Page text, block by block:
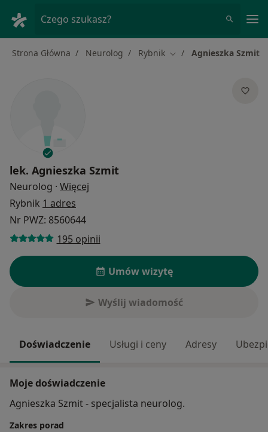
Czego szukasz?
Strona Główna Neurolog Rybnik Zmień miasto
Agnieszka Szmit
lek. Agnieszka Szmit
Neurolog · Więcej
Rybnik 1 adres
Nr PWZ: 8560644
195 opinii
Umów wizytę
Wyślij wiadomość
Doświadczenie Usługi i ceny Adresy
Moje doświadczenie
Agnieszka Szmit - specjalista neurolog.
Zakres porad